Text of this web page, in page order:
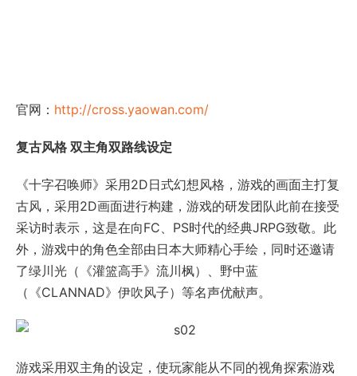
官网： http://cross.yaowan.com/
复古风格 双主角双路线设定
《十字召唤师》采用2D日式幻想风格，游戏的画面主打复
古风，采用2D画面进行构建，游戏的研发团队此前在接受
采访时表示，这是在向FC、PS时代的经典JRPG致敬。此
外，游戏中的角色全部由日本大师精心手绘，同时还邀请
了绿川光（《灌篮高手》流川枫）、野中蓝
（《CLANNAD》伊吹风子）等名声优献声。
游戏采用双主角的设定，使玩家能从不同的视角探索游戏